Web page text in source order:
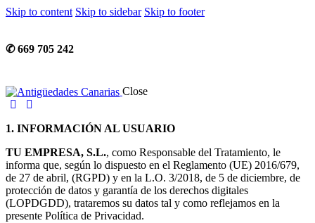
Skip to content Skip to sidebar Skip to footer
✆ 669 705 242
Close
1. INFORMACIÓN AL USUARIO
TU EMPRESA, S.L., como Responsable del Tratamiento, le
informa que, según lo dispuesto en el Reglamento (UE) 2016/679,
de 27 de abril, (RGPD) y en la L.O. 3/2018, de 5 de diciembre, de
protección de datos y garantía de los derechos digitales
(LOPDGDD), trataremos su datos tal y como reflejamos en la
presente Política de Privacidad.